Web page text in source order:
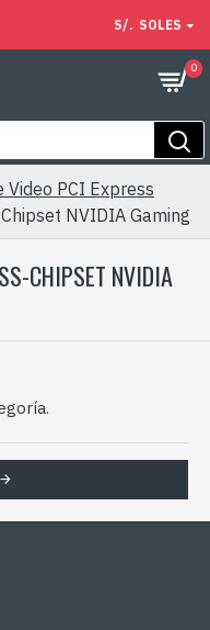
S/. SOLES
0
Video PCI Express
NVIDIA Gaming
CHIPSET NVIDIA